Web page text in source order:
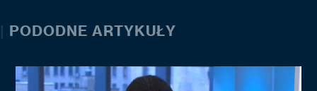
| PODODNE ARTYKUŁY